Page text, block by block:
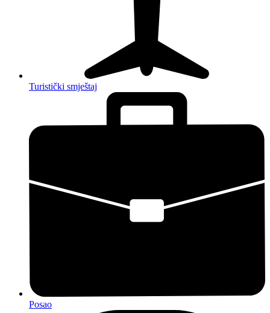
Turistički smještaj
Posao